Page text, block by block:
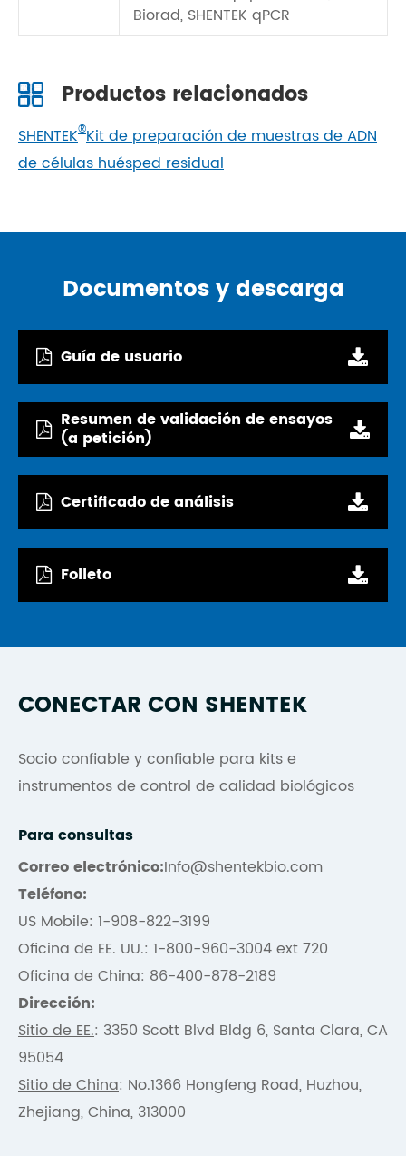
Biorad, SHENTEK qPCR
Productos relacionados
SHENTEK®Kit de preparación de muestras de ADN
de células huésped residual
Documentos y descarga
Guía de usuario
Resumen de validación de ensayos
(a petición)
Certificado de análisis
Folleto
CONECTAR CON SHENTEK
Socio confiable y confiable para kits e
instrumentos de control de calidad biológicos
Para consultas
Correo electrónico:Info@shentekbio.com
Teléfono:
US Mobile: 1-908-822-3199
Oficina de EE. UU.: 1-800-960-3004 ext 720
Oficina de China: 86-400-878-2189
Dirección:
Sitio de EE.: 3350 Scott Blvd Bldg 6, Santa Clara, CA
95054
Sitio de China: No.1366 Hongfeng Road, Huzhou,
Zhejiang, China, 313000